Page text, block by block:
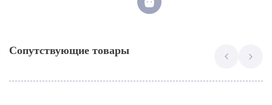
Сопутствующие товары